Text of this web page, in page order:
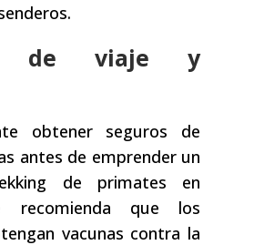
de viaje y
obtener seguros de
antes de emprender un
de primates en
recomienda que los
vacunas contra la